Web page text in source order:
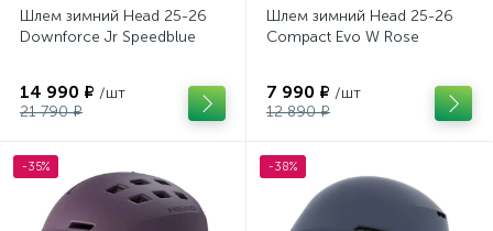
Шлем зимний Head 25-26
Downforce Jr Speedblue
14 990 ₽ /шт
21 790 ₽
Шлем зимний Head 25-26
Compact Evo W Rose
7 990 ₽ /шт
12 890 ₽
-35% -38%